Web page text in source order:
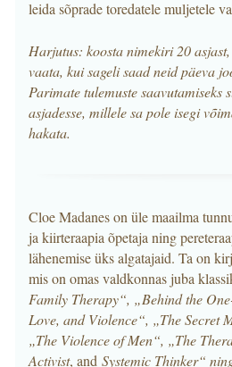
leida sõprade toredatele muljetele
Harjutus: koosta nimekiri 20
vaata, kui sageli saad neid päeva
Parimate tulemuste saavutamiseks
asjadesse, millele sa pole isegi
hakata.
Cloe Madanes on üle maailma
ja kiirteraapia õpetaja ning
lähenemise üks algatajaid. Ta on
mis on omas valdkonnas juba
Family Therapy“, „Behind the
Love, and Violence“, „The Secret
„The Violence of Men“, „The
Activist, and Systemic Thinker“